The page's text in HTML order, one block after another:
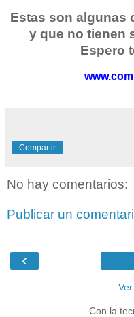
Estas son algunas
y que no tienen
Espero
Compartir
No hay comentarios:
Publicar un
‹
Con la